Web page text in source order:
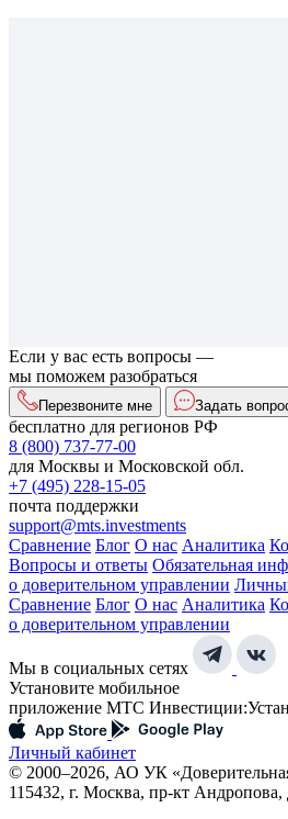
Если у вас есть вопросы —
мы поможем разобраться
Перезвоните мне Задать
бесплатно для регионов РФ
8 (800) 737-77-00
для Москвы и Московской обл.
+7 (495) 228-15-05
почта поддержки
support@mts.investments
Сравнение Блог О нас Аналитика
Вопросы и ответы Обязательная
о доверительном управлении
Сравнение Блог О нас Аналитика
о доверительном управлении
Мы в социальных сетях
Установите мобильное
приложение МТС Инвестиции:
Личный кабинет
© 2000–2026, АО УК
115432, г. Москва, пр-кт Андропова,